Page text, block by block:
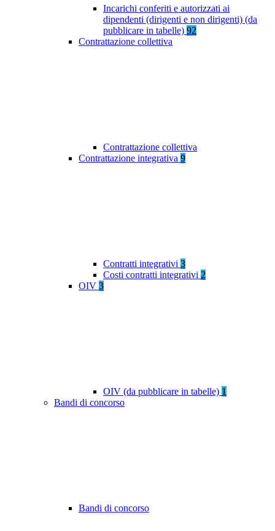
Incarichi conferiti e autorizzati ai
dipendenti (dirigenti e non dirigenti) (da
pubblicare in tabelle) 92
Contrattazione collettiva
Contrattazione collettiva
Contrattazione integrativa 9
Contratti integrativi 3
Costi contratti integrativi 2
OIV 3
OIV (da pubblicare in tabelle) 1
Bandi di concorso
Bandi di concorso